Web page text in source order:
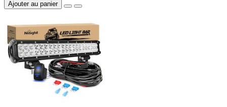
Ajouter au panier